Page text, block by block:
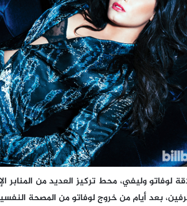
لوفاتو وليفي، محط تركيز العديد من المنابر
، بعد أيام من خروج لوفاتو من المصحة